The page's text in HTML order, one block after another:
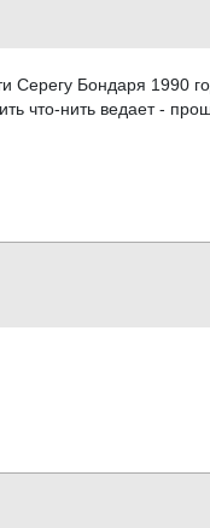
Серегу Бондаря 1990
что-нить ведает -